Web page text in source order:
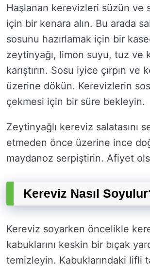
Haşlanan kerevizleri süzün ve
için bir kenara alın. Bu arada
sosunu hazırlamak için bir
zeytinyağı, limon suyu, tuz ve
karıştırın. Sosu iyice çırpın ve
üzerine dökün. Kerevizlerin
çekmesi için bir süre bekleyin.
Zeytinyağlı kereviz salatasını
etmeden önce üzerine ince
maydanoz serpiştirin. Afiyet
Kereviz Nasıl
Kereviz soyarken öncelikle
kabuklarını keskin bir bıçak
temizleyin. Kabuklarındaki lifli